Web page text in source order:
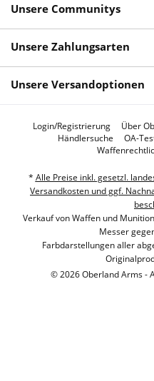
Unsere Communitys
Unsere Zahlungsarten
Unsere Versandoptionen
Login/Registrierung Über
Händlersuche
OA-
* Alle Preise inkl. gesetzl.
Versandkosten und ggf.
Verkauf von Waffen und
Messer
Farbdarstellungen aller
© 2026 Oberland Arms -